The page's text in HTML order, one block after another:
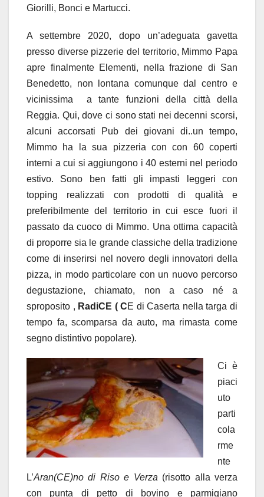
Giorilli, Bonci e Martucci.
A settembre 2020, dopo un’adeguata gavetta
presso diverse pizzerie del territorio, Mimmo Papa
apre finalmente Elementi, nella frazione di San
Benedetto, non lontana comunque dal centro e
vicinissima a tante funzioni della città della
Reggia. Qui, dove ci sono stati nei decenni scorsi,
alcuni accorsati Pub dei giovani di..un tempo,
Mimmo ha la sua pizzeria con con 60 coperti
interni a cui si aggiungono i 40 esterni nel periodo
estivo. Sono ben fatti gli impasti leggeri con
topping realizzati con prodotti di qualità e
preferibilmente del territorio in cui esce fuori il
passato da cuoco di Mimmo. Una ottima capacità
di proporre sia le grande classiche della tradizione
come di inserirsi nel novero degli innovatori della
pizza, in modo particolare con un nuovo percorso
degustazione, chiamato, non a caso né a
sproposito , RadiCE ( CE di Caserta nella targa di
tempo fa, scomparsa da auto, ma rimasta come
segno distintivo popolare).
Ci è
piaci
uto
parti
cola
rme
nte
L’Aran(CE)no di Riso e Verza (risotto alla verza
con punta di petto di bovino e parmigiano